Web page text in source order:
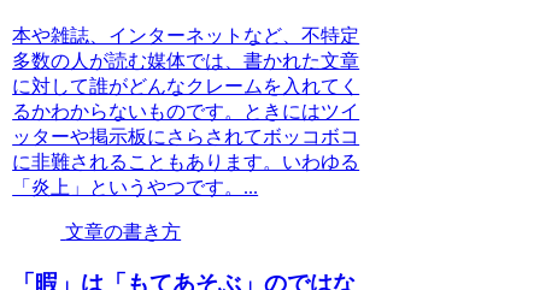
本や雑誌、インターネットなど、不特定
多数の人が読む媒体では、書かれた文章
に対して誰がどんなクレームを入れてく
るかわからないものです。ときにはツイ
ッターや掲示板にさらされてボッコボコ
に非難されることもあります。いわゆる
「炎上」というやつです。...
文章の書き方
「暇」は「もてあそぶ」のではな